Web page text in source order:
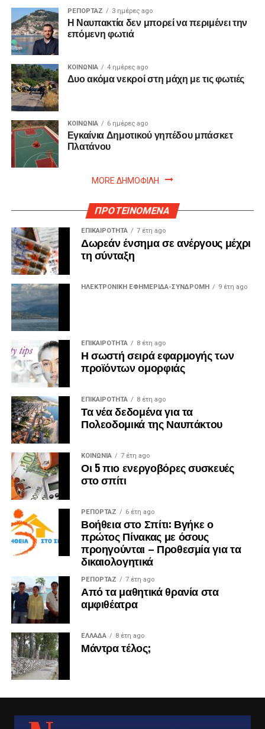
ΡΕΠΟΡΤΑΖ 3 ημέρες ago
Η Ναυπακτία δεν μπορεί να περιμένει την
επόμενη φωτιά
ΚΟΙΝΩΝΙΑ 4 ημέρες ago
Δυο ακόμα νεκροί στη μάχη με τις φωτιές
ΚΟΙΝΩΝΙΑ 6 ημέρες ago
Εγκαίνια Δημοτικού γηπέδου μπάσκετ
Πλατάνου
MORE ΔΗΜΟΦΙΛΗ
ΠΡΟΤΕΙΝΟΜΕΝΑ
ΕΠΙΚΑΙΡΟΤΗΤΑ 7 έτη ago
Δωρεάν ένσημα σε ανέργους μέχρι
τη σύνταξη
ΗΛΕΚΤΡΟΝΙΚΗ ΕΦΗΜΕΡΙΔΑ-ΣΥΝΔΡΟΜΗ 9 έτη ago
ΕΠΙΚΑΙΡΟΤΗΤΑ 8 έτη ago
Η σωστή σειρά εφαρμογής των
προϊόντων ομορφιάς
ΕΠΙΚΑΙΡΟΤΗΤΑ 8 έτη ago
Τα νέα δεδομένα για τα
Πολεοδομικά της Ναυπάκτου
ΚΟΙΝΩΝΙΑ 7 έτη ago
Οι 5 πιο ενεργοβόρες συσκευές
στο σπίτι
ΡΕΠΟΡΤΑΖ 6 έτη ago
Βοήθεια στο Σπίτι: Βγήκε ο
πρώτος Πίνακας με όσους
προηγούνται – Προθεσμία για τα
δικαιολογητικά
ΡΕΠΟΡΤΑΖ 7 έτη ago
Από τα μαθητικά θρανία στα
αμφιθέατρα
ΕΛΛΑΔΑ 8 έτη ago
Μάντρα τέλος;